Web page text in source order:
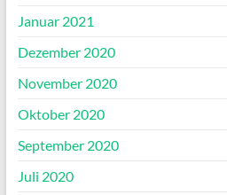
Januar 2021
Dezember 2020
November 2020
Oktober 2020
September 2020
Juli 2020